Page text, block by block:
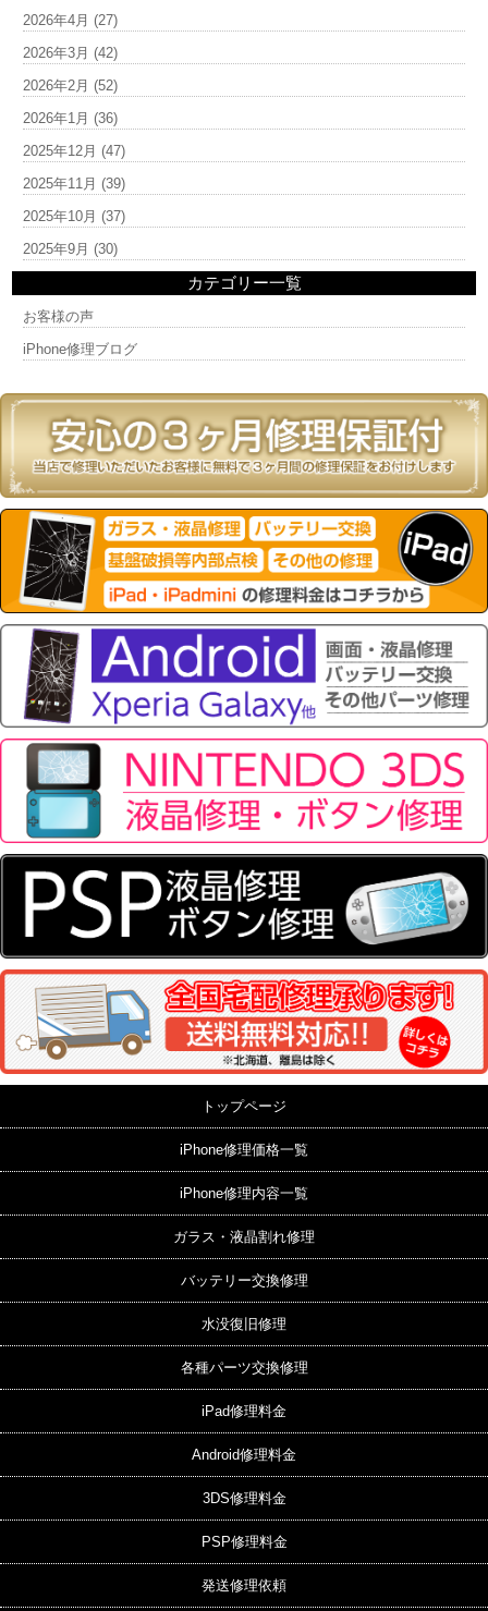
2026年4月 (27)
2026年3月 (42)
2026年2月 (52)
2026年1月 (36)
2025年12月 (47)
2025年11月 (39)
2025年10月 (37)
2025年9月 (30)
カテゴリー一覧
お客様の声
iPhone修理ブログ
トップページ
iPhone修理価格一覧
iPhone修理内容一覧
ガラス・液晶割れ修理
バッテリー交換修理
水没復旧修理
各種パーツ交換修理
iPad修理料金
Android修理料金
3DS修理料金
PSP修理料金
発送修理依頼